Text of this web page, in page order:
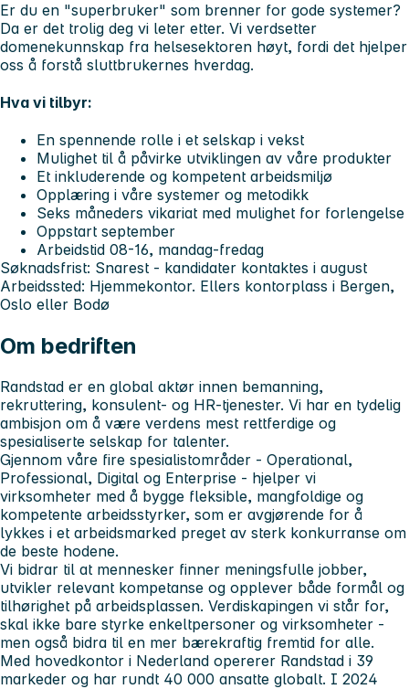
Er du en "superbruker" som brenner for gode systemer?
Da er det trolig deg vi leter etter. Vi verdsetter
domenekunnskap fra helsesektoren høyt, fordi det hjelper
oss å forstå sluttbrukernes hverdag.
Hva vi tilbyr:
En spennende rolle i et selskap i vekst
Mulighet til å påvirke utviklingen av våre produkter
Et inkluderende og kompetent arbeidsmiljø
Opplæring i våre systemer og metodikk
Seks måneders vikariat med mulighet for forlengelse
Oppstart september
Arbeidstid 08-16, mandag-fredag
Søknadsfrist: Snarest - kandidater kontaktes i august
Arbeidssted: Hjemmekontor. Ellers kontorplass i Bergen,
Oslo eller Bodø
Om bedriften
Randstad er en global aktør innen bemanning,
rekruttering, konsulent- og HR-tjenester. Vi har en tydelig
ambisjon om å være verdens mest rettferdige og
spesialiserte selskap for talenter.
Gjennom våre fire spesialistområder - Operational,
Professional, Digital og Enterprise - hjelper vi
virksomheter med å bygge fleksible, mangfoldige og
kompetente arbeidsstyrker, som er avgjørende for å
lykkes i et arbeidsmarked preget av sterk konkurranse om
de beste hodene.
Vi bidrar til at mennesker finner meningsfulle jobber,
utvikler relevant kompetanse og opplever både formål og
tilhørighet på arbeidsplassen. Verdiskapingen vi står for,
skal ikke bare styrke enkeltpersoner og virksomheter -
men også bidra til en mer bærekraftig fremtid for alle.
Med hovedkontor i Nederland opererer Randstad i 39
markeder og har rundt 40 000 ansatte globalt. I 2024